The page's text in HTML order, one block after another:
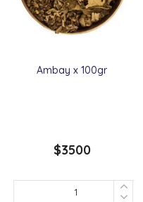
Ambay x 100gr
$3500